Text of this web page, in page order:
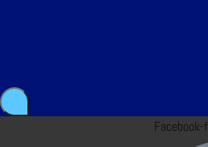
Facebook-f